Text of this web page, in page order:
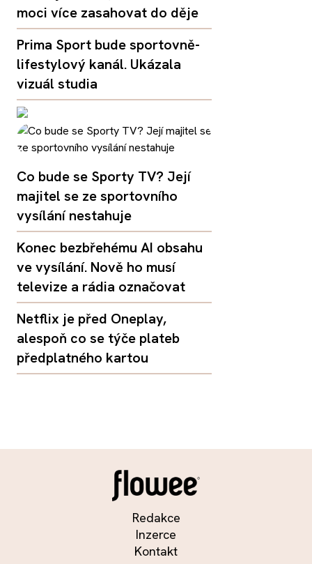
moci více zasahovat do děje
Prima Sport bude sportovně-
lifestylový kanál. Ukázala
vizuál studia
Co bude se Sporty TV? Její
majitel se ze sportovního
vysílání nestahuje
Konec bezbřehému AI obsahu
ve vysílání. Nově ho musí
televize a rádia označovat
Netflix je před Oneplay,
alespoň co se týče plateb
předplatného kartou
Redakce
Inzerce
Kontakt